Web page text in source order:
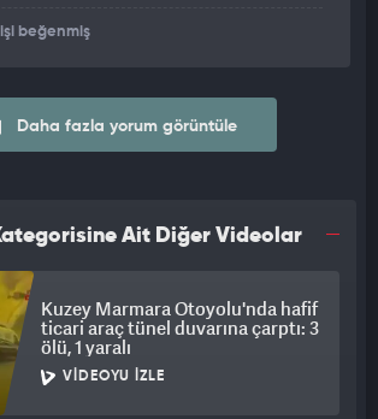
beğenmiş
Daha fazla yorum görüntüle
Ait Diğer Videolar
Kuzey Marmara Otoyolu'nda hafif
ticari araç tünel duvarına çarptı: 3
ölü, 1 yaralı
VIDEOYU İZLE